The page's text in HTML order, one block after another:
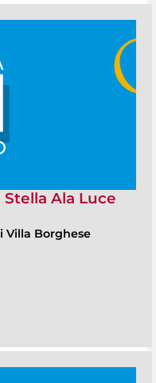
Stella Ala Luce
Villa Borghese